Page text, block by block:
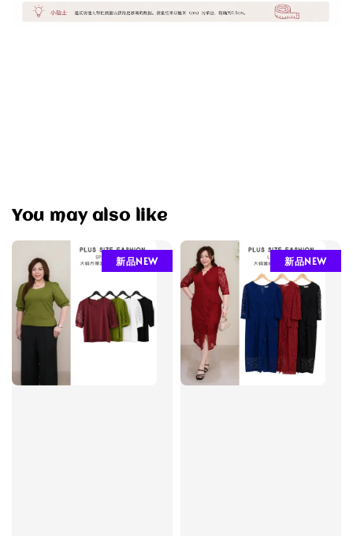
You may also like
新品NEW 新品NEW